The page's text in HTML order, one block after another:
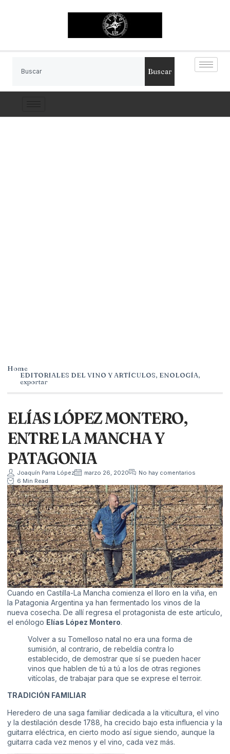
Buscar
Home
EDITORIALES DEL VINO Y ARTÍCULOS, ENOLOGÍA,
exportar
ELÍAS LÓPEZ MONTERO,
ENTRE LA MANCHA Y
PATAGONIA
Joaquín Parra López marzo 26, 2020
No hay comentarios
6 Min Read
Cuando en Castilla-La Mancha comienza el lloro en la viña, en
la Patagonia Argentina ya han fermentado los vinos de la
nueva cosecha. De allí regresa el protagonista de este artículo,
el enólogo Elías López Montero.
Volver a su Tomelloso natal no era una forma de
sumisión, al contrario, de rebeldía contra lo
establecido, de demostrar que sí se pueden hacer
vinos que hablen de tú a tú a los de otras regiones
vitícolas, de trabajar para que se exprese el terroir.
TRADICIÓN FAMILIAR
Heredero de una saga familiar dedicada a la viticultura, el vino
y la destilación desde 1788, ha crecido bajo esta influencia y la
guitarra eléctrica, en cierto modo así sigue siendo, aunque la
guitarra cada vez menos y el vino, cada vez más.